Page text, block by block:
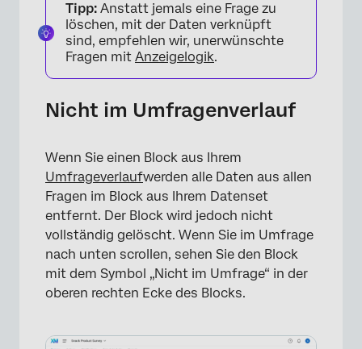
Tipp: Anstatt jemals eine Frage zu
löschen, mit der Daten verknüpft
sind, empfehlen wir, unerwünschte
Fragen mit Anzeigelogik.
Nicht im Umfragenverlauf
Wenn Sie einen Block aus Ihrem
Umfrageverlaufwerden alle Daten aus allen
Fragen im Block aus Ihrem Datenset
entfernt. Der Block wird jedoch nicht
vollständig gelöscht. Wenn Sie im Umfrage
nach unten scrollen, sehen Sie den Block
mit dem Symbol „Nicht im Umfrage“ in der
oberen rechten Ecke des Blocks.